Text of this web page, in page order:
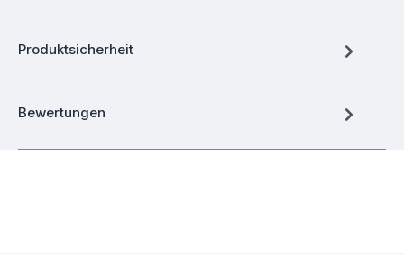
Produktsicherheit
Bewertungen